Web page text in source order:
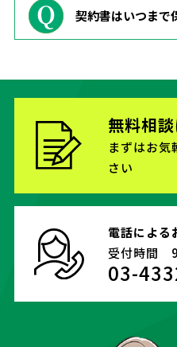
契約書はいつまで
無料相
まずはお気
さい
電話による
受付時間
03-